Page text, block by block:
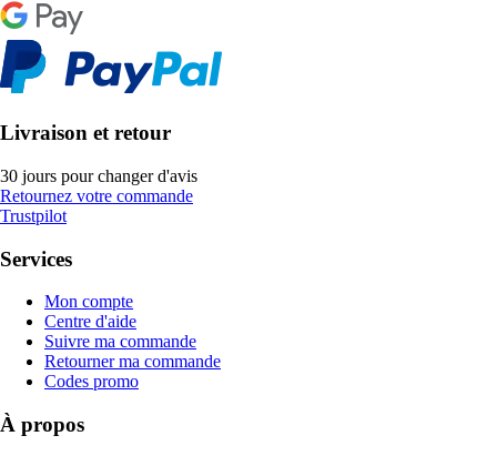
Livraison et retour
30 jours pour changer d'avis
Retournez votre commande
Trustpilot
Services
Mon compte
Centre d'aide
Suivre ma commande
Retourner ma commande
Codes promo
À propos